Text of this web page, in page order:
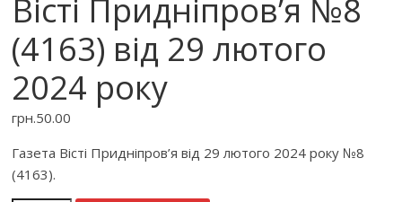
Вісті Придніпров’я №8
(4163) від 29 лютого
2024 року
грн.50.00
Газета Вісті Придніпров’я від 29 лютого 2024 року №8
(4163).